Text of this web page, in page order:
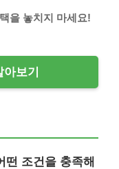
을 놓치지 마세요!
보기
떤 조건을 충족해